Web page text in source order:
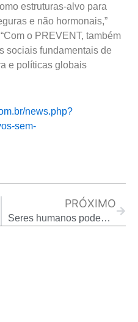
estruturas-alvo para
e não hormonais,”
o PREVENT, também
sociais fundamentais de
e políticas globais
news.php?
sem-
PRÓXIMO
Seres humanos podem ter até 33 sentidos